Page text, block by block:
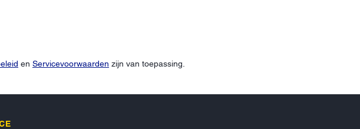
en Servicevoorwaarden zijn van toepassing.